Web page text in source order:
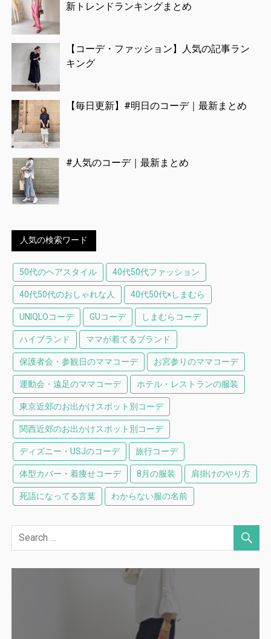
新トレンドランキングまとめ
【コーデ・ファッション】人気の記事ラン
キング
【毎日更新】#明日のコーデ｜最新まとめ
#人気のコーデ｜最新まとめ
人気の検索ワード
50代のヘアスタイル 40代50代ファッション
40代50代のおしゃれな人 40代50代×しまむら
UNIQLOコーデ GUコーデ しまむらコーデ
ハイブランド ママが着てるブランド
保護者会・参観日のママコーデ お宮参りのママコーデ
運動会・遠足のママコーデ ホテル・レストランの服装
東京近郊のお出かけスポット別コーデ
関西近郊のお出かけスポット別コーデ
ディズニー・USJのコーデ 旅行コーデ
体型カバー・着痩せコーデ 8月の服装 肩掛けのやり方
死語になってる言葉 わからない服の名前